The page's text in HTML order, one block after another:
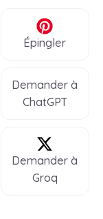
Épingler
Demander à
ChatGPT
Demander à
Groq